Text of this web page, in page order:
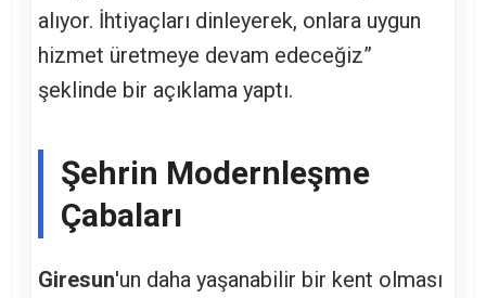
alıyor. İhtiyaçları dinleyerek, onlara uygun
hizmet üretmeye devam edeceğiz”
şeklinde bir açıklama yaptı.
Şehrin Modernleşme
Çabaları
Giresun'un daha yaşanabilir bir kent olması